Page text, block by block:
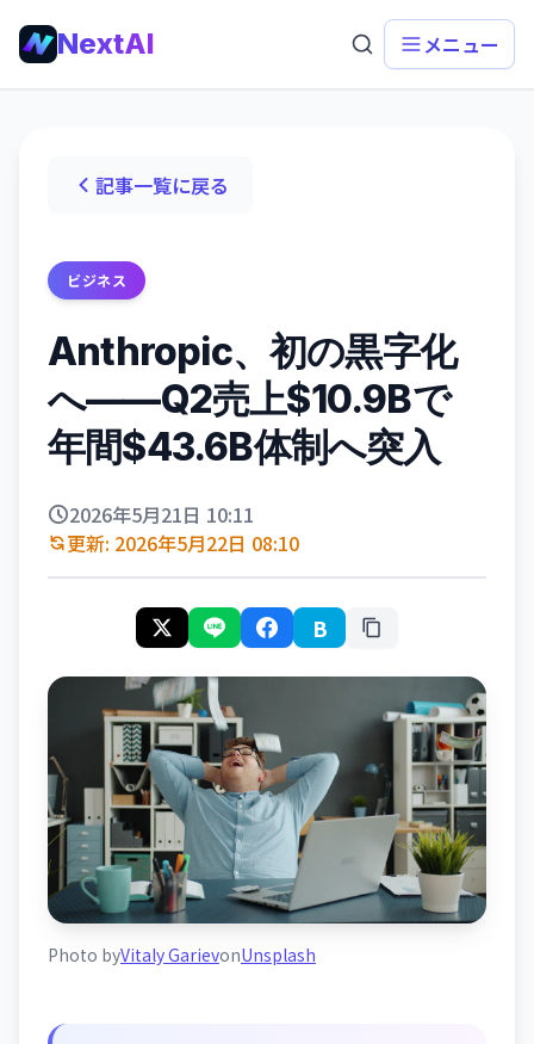
NextAI メニュー
記事一覧に戻る
ビジネス
Anthropic、初の黒字化
へ——Q2売上$10.9Bで
年間$43.6B体制へ突入
2026年5月21日 10:11
更新: 2026年5月22日 08:10
B
Photo byVitaly GarievonUnsplash